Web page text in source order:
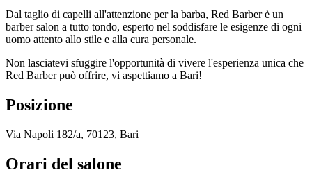
Dal taglio di capelli all'attenzione per la barba, Red Barber è un
barber salon a tutto tondo, esperto nel soddisfare le esigenze di ogni
uomo attento allo stile e alla cura personale.
Non lasciatevi sfuggire l'opportunità di vivere l'esperienza unica che
Red Barber può offrire, vi aspettiamo a Bari!
Posizione
Via Napoli 182/a, 70123, Bari
Orari del salone